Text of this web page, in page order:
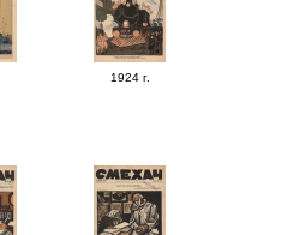
1924 г.